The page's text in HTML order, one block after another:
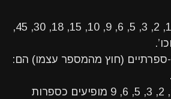
המחלקים הם: 1, 2, 3, 5, 6, 9, 10, 15, 18, 30, 45,
(חוץ מהמספר עצמו) הם:
כל המחלקים 1, 2, 3, 5, 6, 9 מופיעים כספרות